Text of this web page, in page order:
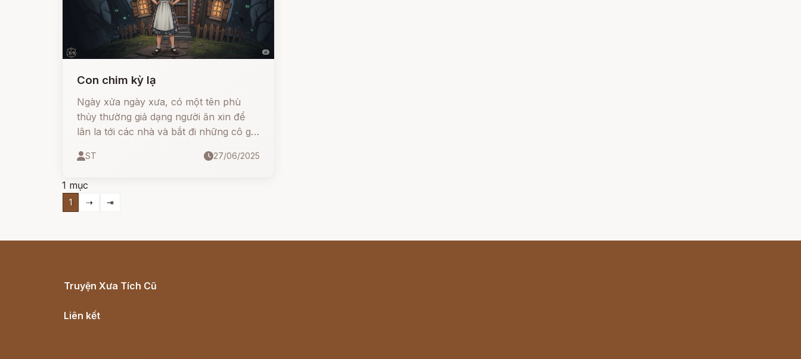
Con chim kỳ lạ
Ngày xửa ngày xưa, có một tên phù
thủy thường giả dạng người ăn xin để
lân la tới các nhà và bắt đi những cô gái
đem đi đâu, chỉ biết chẳng có cô nào
ST 27/06/2025
1 mục
1 ⇢ ⇥
Truyện Xưa Tích Cũ
Liên kết